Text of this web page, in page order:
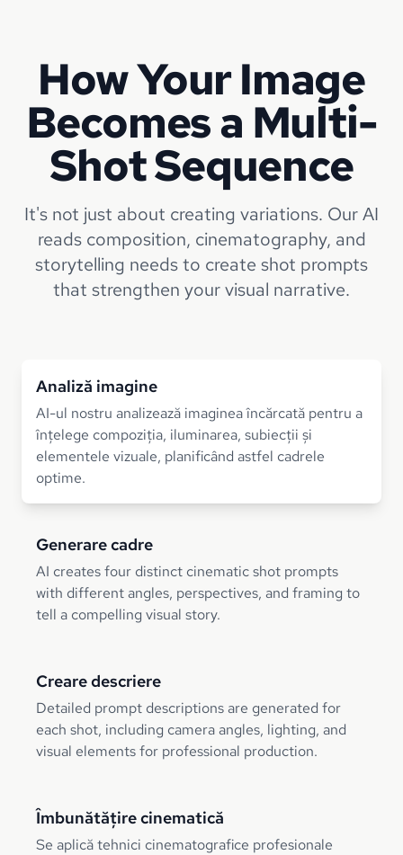
How Your Image
Becomes a Multi-
Shot Sequence
It's not just about creating variations. Our AI
reads composition, cinematography, and
storytelling needs to create shot prompts
that strengthen your visual narrative.
Analiză imagine
AI-ul nostru analizează imaginea încărcată pentru a
înțelege compoziția, iluminarea, subiecții și
elementele vizuale, planificând astfel cadrele
optime.
Generare cadre
AI creates four distinct cinematic shot prompts
with different angles, perspectives, and framing to
tell a compelling visual story.
Creare descriere
Detailed prompt descriptions are generated for
each shot, including camera angles, lighting, and
visual elements for professional production.
Îmbunătățire cinematică
Se aplică tehnici cinematografice profesionale